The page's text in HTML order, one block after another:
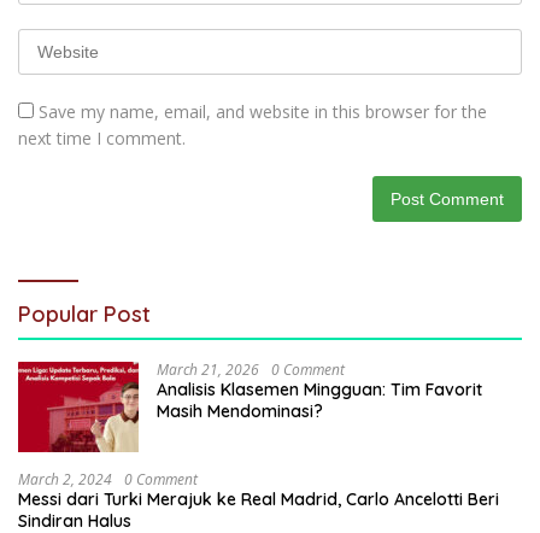
Save my name, email, and website in this browser for the
next time I comment.
Popular Post
March 21, 2026 0 Comment
Analisis Klasemen Mingguan: Tim Favorit
Masih Mendominasi?
March 2, 2024 0 Comment
Messi dari Turki Merajuk ke Real Madrid, Carlo Ancelotti Beri
Sindiran Halus